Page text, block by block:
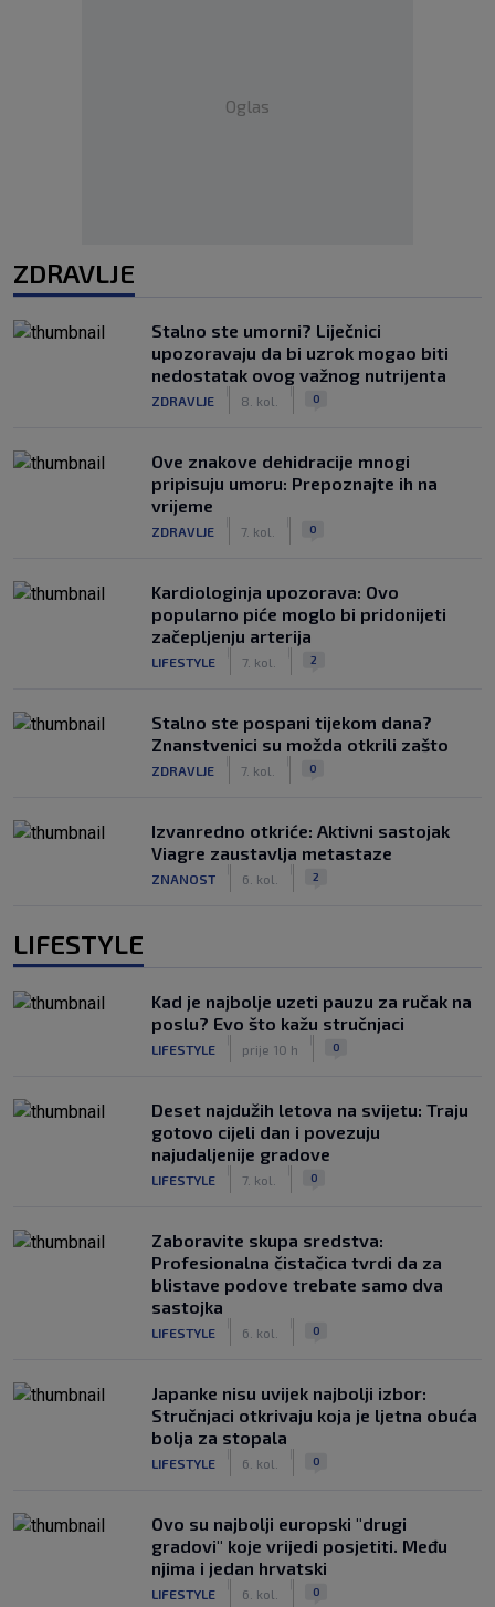
Oglas
ZDRAVLJE
Stalno ste umorni? Liječnici
upozoravaju da bi uzrok mogao biti
nedostatak ovog važnog nutrijenta
ZDRAVLJE 8. kol. 0
Ove znakove dehidracije mnogi
pripisuju umoru: Prepoznajte ih na
vrijeme
ZDRAVLJE 7. kol. 0
Kardiologinja upozorava: Ovo
popularno piće moglo bi pridonijeti
začepljenju arterija
LIFESTYLE 7. kol. 2
Stalno ste pospani tijekom dana?
Znanstvenici su možda otkrili zašto
ZDRAVLJE 7. kol. 0
Izvanredno otkriće: Aktivni sastojak
Viagre zaustavlja metastaze
ZNANOST 6. kol. 2
LIFESTYLE
Kad je najbolje uzeti pauzu za ručak na
poslu? Evo što kažu stručnjaci
LIFESTYLE prije 10 h 0
Deset najdužih letova na svijetu: Traju
gotovo cijeli dan i povezuju
najudaljenije gradove
LIFESTYLE 7. kol. 0
Zaboravite skupa sredstva:
Profesionalna čistačica tvrdi da za
blistave podove trebate samo dva
sastojka
LIFESTYLE 6. kol. 0
Japanke nisu uvijek najbolji izbor:
Stručnjaci otkrivaju koja je ljetna obuća
bolja za stopala
LIFESTYLE 6. kol. 0
Ovo su najbolji europski "drugi
gradovi" koje vrijedi posjetiti. Među
njima i jedan hrvatski
LIFESTYLE 6. kol. 0